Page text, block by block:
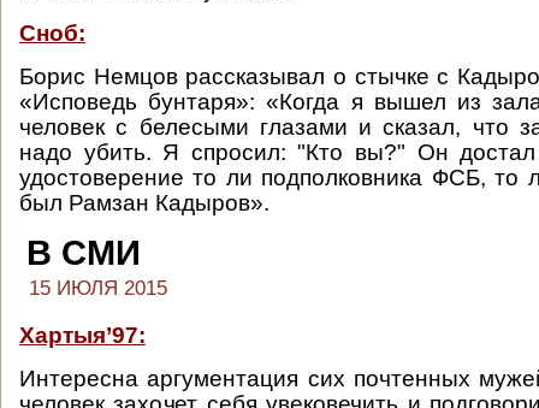
Сноб:
Борис Немцов рассказывал о стычке с
«Исповедь бунтаря»: «Когда я вышел из
человек с белесыми глазами и сказал, что
надо убить. Я спросил: "Кто вы?" Он
удостоверение то ли подполковника ФСБ, то
был Рамзан Кадыров».
В СМИ
15 ИЮЛЯ 2015
Хартыя’97:
Интересна аргументация сих почтенных